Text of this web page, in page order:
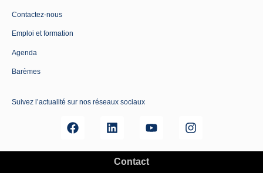
Contactez-nous
Emploi et formation
Agenda
Barèmes
Suivez l’actualité sur nos réseaux sociaux
Contact